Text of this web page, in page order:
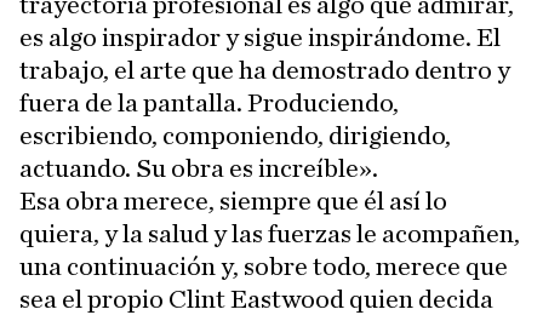
es algo inspirador y sigue inspirándome. El
trabajo, el arte que ha demostrado dentro y
fuera de la pantalla. Produciendo,
escribiendo, componiendo, dirigiendo,
actuando. Su obra es increíble».
Esa obra merece, siempre que él así lo
quiera, y la salud y las fuerzas le acompañen,
una continuación y, sobre todo, merece que
sea el propio Clint Eastwood quien decida